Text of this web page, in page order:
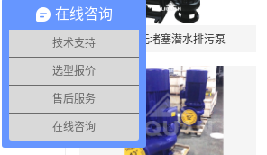
QW型无堵塞潜水排污泵
在线咨询
技术支持
选型报价
售后服务
在线咨询